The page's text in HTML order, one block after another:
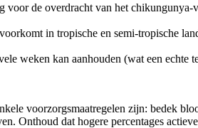
de overdracht van het chikungunya-
in tropische en semi-tropische
weken kan aanhouden (wat een echte
voorzorgsmaatregelen zijn: bedek
Onthoud dat hogere percentages